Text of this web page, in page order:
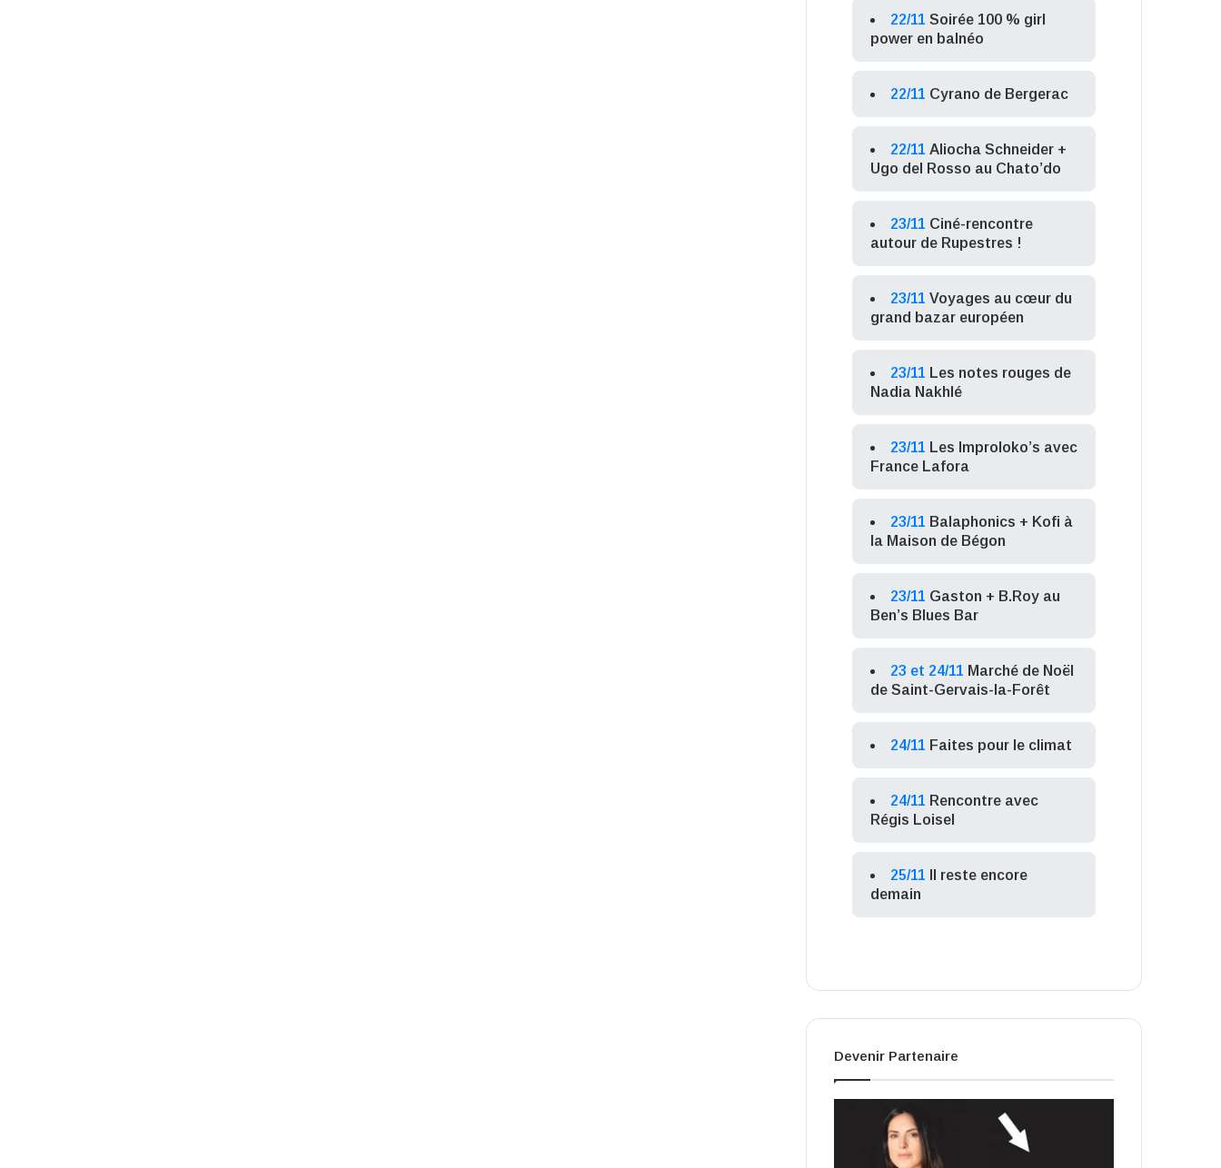
22/11 Soirée 100 % girl
power en balnéo
22/11 Cyrano de Bergerac
22/11 Aliocha Schneider +
Ugo del Rosso au Chato’do
23/11 Ciné-rencontre
autour de Rupestres !
23/11 Voyages au cœur du
grand bazar européen
23/11 Les notes rouges de
Nadia Nakhlé
23/11 Les Improloko’s avec
France Lafora
23/11 Balaphonics + Kofi à
la Maison de Bégon
23/11 Gaston + B.Roy au
Ben’s Blues Bar
23 et 24/11 Marché de Noël
de Saint-Gervais-la-Forêt
24/11 Faites pour le climat
24/11 Rencontre avec
Régis Loisel
25/11
Il reste encore
demain
Devenir Partenaire